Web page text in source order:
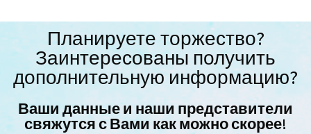
Планируете торжество?
Заинтересованы получить
дополнительную информацию?
Ваши данные и наши представители
свяжутся с Вами как можно скорее!